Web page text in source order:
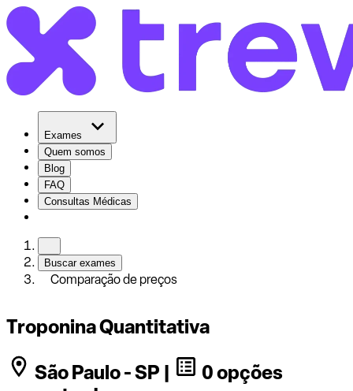
Exames
Quem somos
Blog
FAQ
Consultas Médicas
Buscar exames
Comparação de preços
Troponina Quantitativa
São Paulo - SP |
0 opções